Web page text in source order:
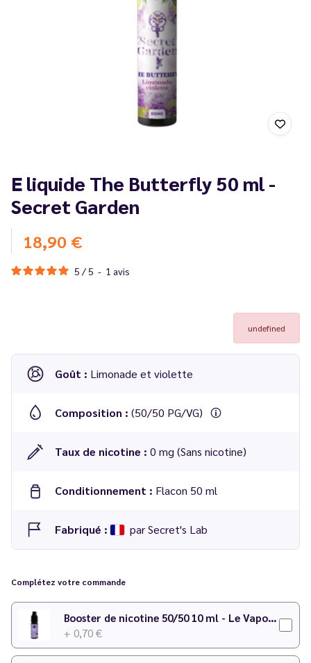
E liquide The Butterfly 50 ml -
Secret Garden
18,90 €
5 / 5 - 1 avis
undefined
Goût : Limonade et violette
Composition : (50/50 PG/VG)
Taux de nicotine : 0 mg (Sans nicotine)
Conditionnement : Flacon 50 ml
Fabriqué : par Secret's Lab
Complétez votre commande
Booster de nicotine 50/50 10 ml - Le Vapoteur Discount
+ 0,70 €